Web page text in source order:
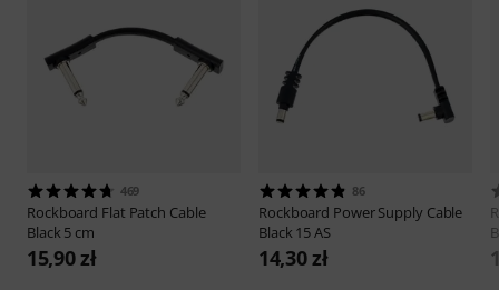
469
Rockboard Flat Patch Cable
Black 5 cm
15,90 zł
86
Rockboard Power Supply Cable
Black 15 AS
14,30 zł